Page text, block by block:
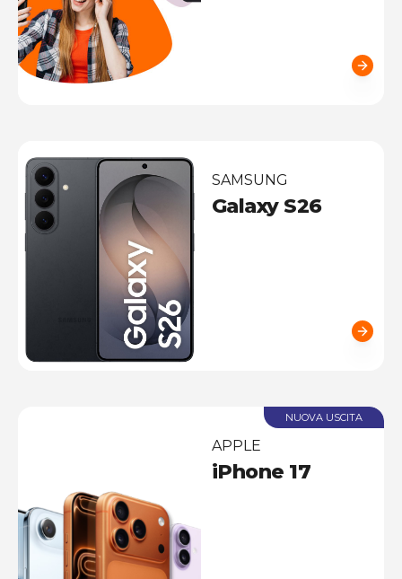
SAMSUNG
Galaxy S26
NUOVA USCITA
APPLE
iPhone 17